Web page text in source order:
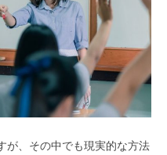
が、その中でも現実的な方法